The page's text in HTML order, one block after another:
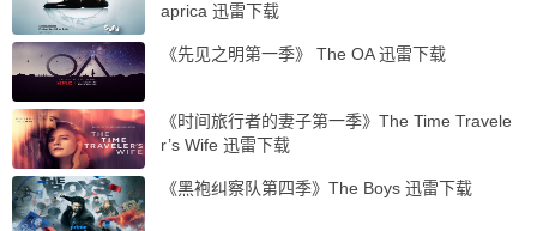
aprica 迅雷下载
《先见之明第一季》 The OA 迅雷下载
《时间旅行者的妻子第一季》The Time Travele
r’s Wife 迅雷下载
《黑袍纠察队第四季》The Boys 迅雷下载